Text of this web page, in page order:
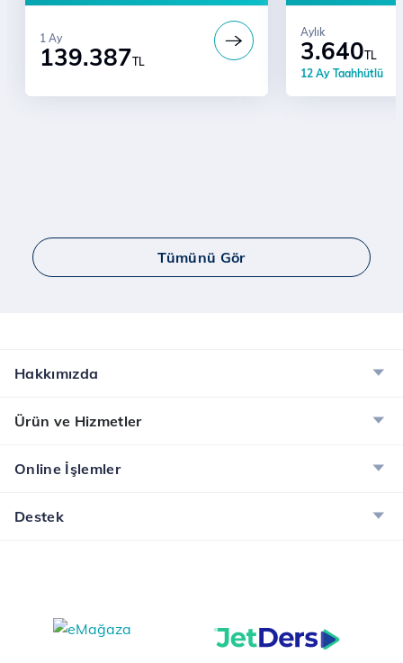
139.387TL
1 Ay
12 Ay Taahhütlü
3.640TL
Aylık
Tümünü Gör
Hakkımızda
Ürün ve Hizmetler
Online İşlemler
Destek